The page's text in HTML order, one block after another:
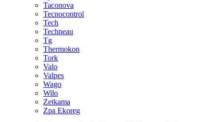
Taconova
Tecnocontrol
Tech
Techneau
Tg
Thermokon
Tork
Valo
Valpes
Wago
Wilo
Zetkama
Zpa Ekoreg